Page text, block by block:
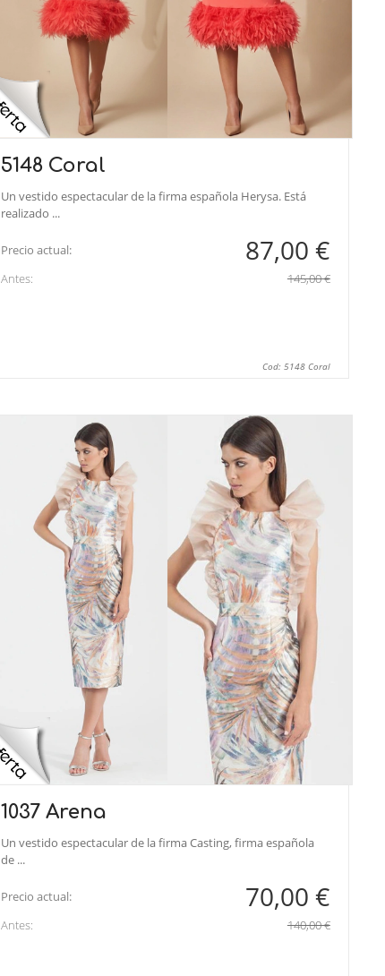
5148 Coral
Un vestido espectacular de la firma española Herysa. Está
realizado ...
Precio actual: 87,00 €
Antes: 145,00 €
Cod: 5148 Coral
1037 Arena
Un vestido espectacular de la firma Casting, firma española
de ...
Precio actual: 70,00 €
Antes: 140,00 €